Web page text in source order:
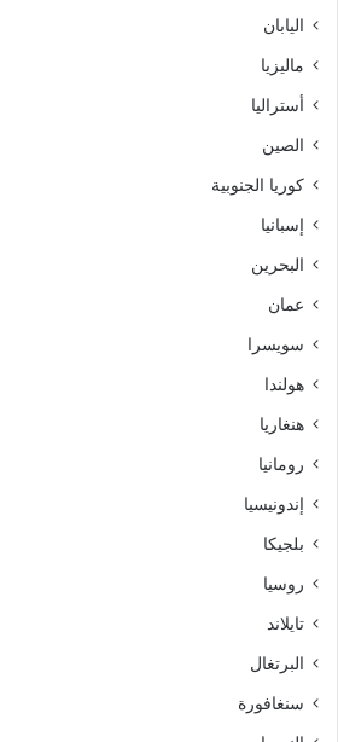
اليابان
ماليزيا
أستراليا
الصين
كوريا الجنوبية
إسبانيا
البحرين
عمان
سويسرا
هولندا
هنغاريا
رومانيا
إندونيسيا
بلجيكا
روسيا
تايلاند
البرتغال
سنغافورة